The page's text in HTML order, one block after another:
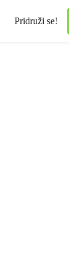
Pridruži se!